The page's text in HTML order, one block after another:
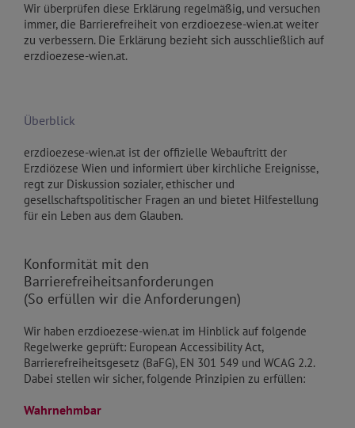
Wir überprüfen diese Erklärung regelmäßig, und versuchen
immer, die Barrierefreiheit von erzdioezese-wien.at weiter
zu verbessern. Die Erklärung bezieht sich ausschließlich auf
erzdioezese-wien.at.
Überblick
erzdioezese-wien.at ist der offizielle Webauftritt der
Erzdiözese Wien und informiert über kirchliche Ereignisse,
regt zur Diskussion sozialer, ethischer und
gesellschaftspolitischer Fragen an und bietet Hilfestellung
für ein Leben aus dem Glauben.
Konformität mit den
Barrierefreiheitsanforderungen
(So erfüllen wir die Anforderungen)
Wir haben erzdioezese-wien.at im Hinblick auf folgende
Regelwerke geprüft: European Accessibility Act,
Barrierefreiheitsgesetz (BaFG), EN 301 549 und WCAG 2.2.
Dabei stellen wir sicher, folgende Prinzipien zu erfüllen:
Wahrnehmbar